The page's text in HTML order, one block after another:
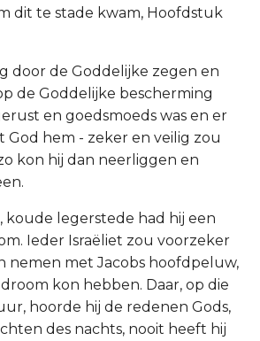
dit te stade kwam, Hoofdstuk
door de Goddelijke zegen en
de Goddelijke bescherming
en goedsmoeds was en er
God hem - zeker en veilig zou
kon hij dan neerliggen en
koude legerstede had hij een
Ieder Israëliet zou voorzeker
nemen met Jacobs hoofdpeluw,
kon hebben. Daar, op die
hoorde hij de redenen Gods,
des nachts, nooit heeft hij